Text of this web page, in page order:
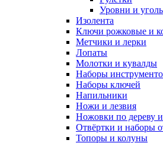
Уровни и
Изолента
Ключи рожковые и
Метчики и лерки
Лопаты
Молотки и кувалды
Наборы
Наборы ключей
Напильники
Ножи и лезвия
Ножовки по дереву
Отвёртки и наборы
Топоры и колуны